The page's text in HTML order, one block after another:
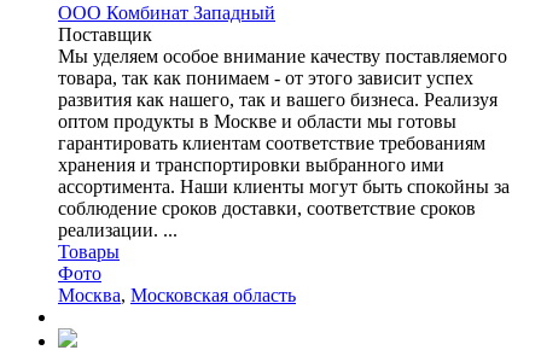
ООО Комбинат Западный
Поставщик
Мы уделяем особое внимание качеству поставляемого
товара, так как понимаем - от этого зависит успех
развития как нашего, так и вашего бизнеса. Реализуя
оптом продукты в Москве и области мы готовы
гарантировать клиентам соответствие требованиям
хранения и транспортировки выбранного ими
ассортимента. Наши клиенты могут быть спокойны за
соблюдение сроков доставки, соответствие сроков
реализации. ...
Товары
Фото
Москва, Московская область